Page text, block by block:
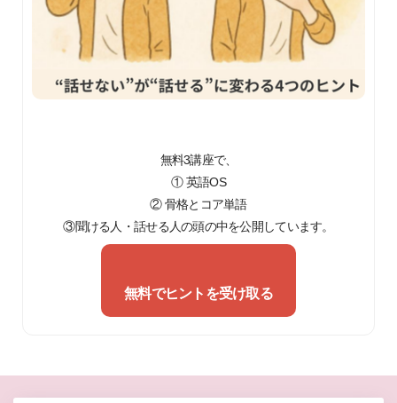
無料3講座で、
① 英語OS
② 骨格とコア単語
③聞ける人・話せる人の頭の中を公開しています。
無料でヒントを受け取る